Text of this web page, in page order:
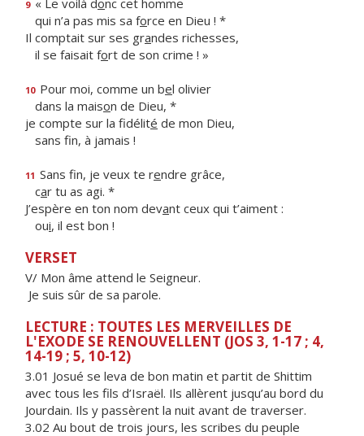
9 « Le voilà donc cet homme
qui n’a pas mis sa force en Dieu ! *
Il comptait sur ses grandes richesses,
il se faisait fort de son crime ! »
10 Pour moi, comme un bel olivier
dans la maison de Dieu, *
je compte sur la fidélité de mon Dieu,
sans fn, à jamais !
11 Sans fin, je veux te rendre grâce,
car tu as agi. *
J’espère en ton nom devant ceux qui t’aiment :
oui, il est bon !
VERSET
V/ Mon âme attend le Seigneur.
Je suis sûr de sa parole.
LECTURE : TOUTES LES MERVEILLES DE
L'EXODE SE RENOUVELLENT (JOS 3, 1-17 ; 4,
14-19 ; 5, 10-12)
3.01 Josué se leva de bon matin et partit de Shittim
avec tous les fils d’Israël. Ils allèrent jusqu’au bord du
Jourdain. Ils y passèrent la nuit avant de traverser.
3.02 Au bout de trois jours, les scribes du peuple